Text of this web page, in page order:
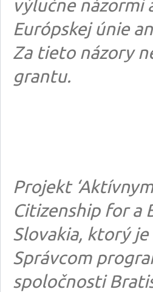
výlučne názormi
Európskej únie
Za tieto názory
grantu.
Projekt
Citizenship for a
Slovakia, ktorý
Správcom
spoločnosti